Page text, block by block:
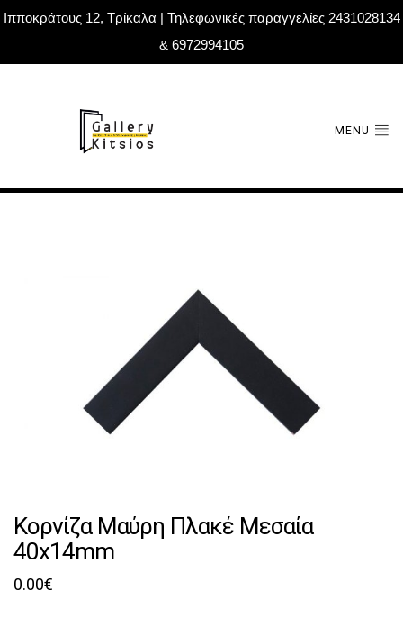
Ιπποκράτους 12, Τρίκαλα | Τηλεφωνικές παραγγελίες 2431028134
& 6972994105
MENU
Κορνίζα Μαύρη Πλακέ Μεσαία
40x14mm
0.00€